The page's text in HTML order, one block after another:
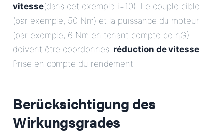
vitesse(dans cet exemple i=10). Le couple cible
(par exemple, 50 Nm) et la puissance du moteur
(par exemple, 6 Nm en tenant compte de ηG)
doivent être coordonnés. réduction de vitesse
Prise en compte du rendement
Berücksichtigung des
Wirkungsgrades